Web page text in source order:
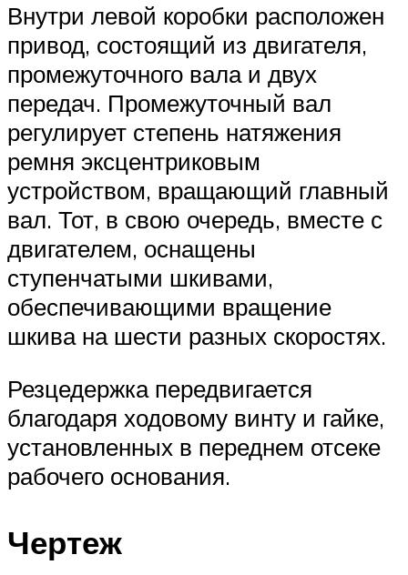
Внутри левой коробки расположен
привод, состоящий из двигателя,
промежуточного вала и двух
передач. Промежуточный вал
регулирует степень натяжения
ремня эксцентриковым
устройством, вращающий главный
вал. Тот, в свою очередь, вместе с
двигателем, оснащены
ступенчатыми шкивами,
обеспечивающими вращение
шкива на шести разных скоростях.
Резцедержка передвигается
благодаря ходовому винту и гайке,
установленных в переднем отсеке
рабочего основания.
Чертеж